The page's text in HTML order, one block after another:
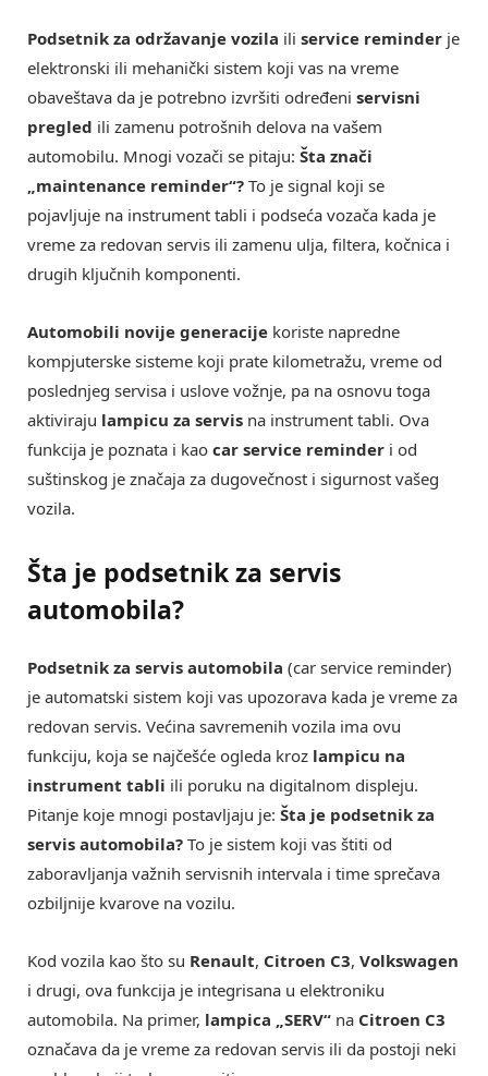
Podsetnik za održavanje vozila ili service reminder je
elektronski ili mehanički sistem koji vas na vreme
obaveštava da je potrebno izvršiti određeni servisni
pregled ili zamenu potrošnih delova na vašem
automobilu. Mnogi vozači se pitaju: Šta znači
„maintenance reminder“? To je signal koji se
pojavljuje na instrument tabli i podseća vozača kada je
vreme za redovan servis ili zamenu ulja, filtera, kočnica i
drugih ključnih komponenti.
Automobili novije generacije koriste napredne
kompjuterske sisteme koji prate kilometražu, vreme od
poslednjeg servisa i uslove vožnje, pa na osnovu toga
aktiviraju lampicu za servis na instrument tabli. Ova
funkcija je poznata i kao car service reminder i od
suštinskog je značaja za dugovečnost i sigurnost vašeg
vozila.
Šta je podsetnik za servis
automobila?
Podsetnik za servis automobila (car service reminder)
je automatski sistem koji vas upozorava kada je vreme za
redovan servis. Većina savremenih vozila ima ovu
funkciju, koja se najčešće ogleda kroz lampicu na
instrument tabli ili poruku na digitalnom displeju.
Pitanje koje mnogi postavljaju je: Šta je podsetnik za
servis automobila? To je sistem koji vas štiti od
zaboravljanja važnih servisnih intervala i time sprečava
ozbiljnije kvarove na vozilu.
Kod vozila kao što su Renault, Citroen C3, Volkswagen
i drugi, ova funkcija je integrisana u elektroniku
automobila. Na primer, lampica „SERV“ na Citroen C3
označava da je vreme za redovan servis ili da postoji neki